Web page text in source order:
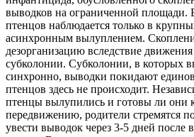
выводков на ограниченной площади.
птенцов наблюдается только в
асинхронным вылуплением.
дезорганизацию вследствие
субколонии. Субколонии, в которых
синхронно, выводки покидают
птенцов здесь не происходит.
птенцы вылупились и готовы ли они
передвижению, родители стремятся
увести выводок через 3-5 дней после